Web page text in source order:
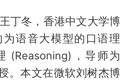
丁冬，香港中文大学博
语音大模型的口语理
(Reasoning)，导师为
。本文在微软刘树杰博